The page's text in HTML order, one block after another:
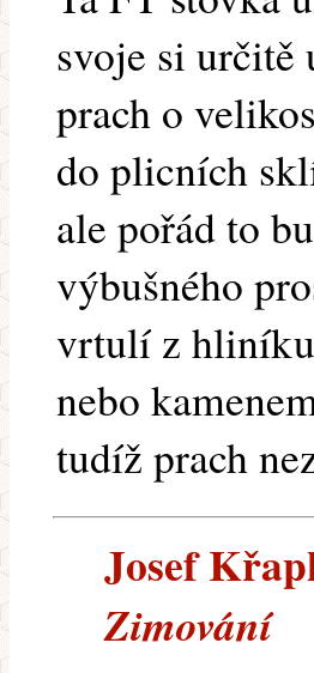
svoje si určitě
prach o
do plicních
ale pořád to
výbušného
vrtulí z
nebo
tudíž prach
Josef
Zimování